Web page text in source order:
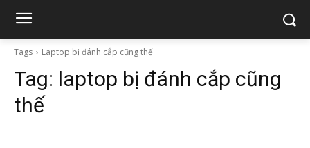
Tags Laptop bị đánh cắp cũng thế
Tag: laptop bị đánh cắp cũng
thế